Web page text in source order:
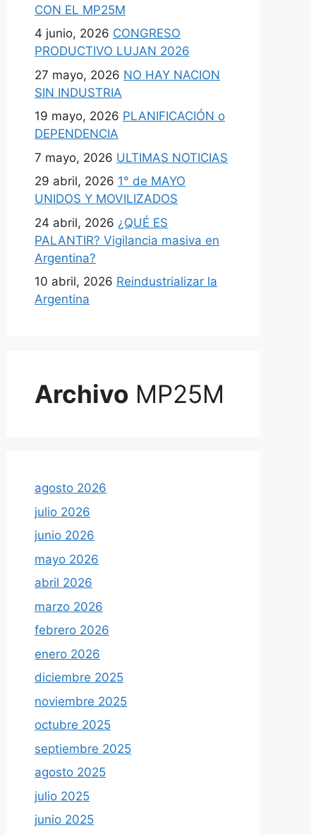
CON EL MP25M
4 junio, 2026 CONGRESO
PRODUCTIVO LUJAN 2026
27 mayo, 2026 NO HAY NACION
SIN INDUSTRIA
19 mayo, 2026 PLANIFICACIÓN o
DEPENDENCIA
7 mayo, 2026 ULTIMAS NOTICIAS
29 abril, 2026 1° de MAYO
UNIDOS Y MOVILIZADOS
24 abril, 2026 ¿QUÉ ES
PALANTIR? Vigilancia masiva en
Argentina?
10 abril, 2026 Reindustrializar la
Argentina
Archivo MP25M
agosto 2026
julio 2026
junio 2026
mayo 2026
abril 2026
marzo 2026
febrero 2026
enero 2026
diciembre 2025
noviembre 2025
octubre 2025
septiembre 2025
agosto 2025
julio 2025
junio 2025